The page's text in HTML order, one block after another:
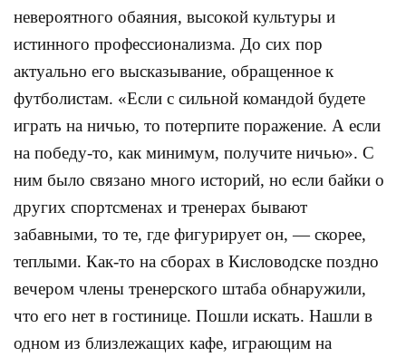
невероятного обаяния, высокой культуры и
истинного профессионализма. До сих пор
актуально его высказывание, обращенное к
футболистам. «Если с сильной командой будете
играть на ничью, то потерпите поражение. А если
на победу-то, как минимум, получите ничью». С
ним было связано много историй, но если байки о
других спортсменах и тренерах бывают
забавными, то те, где фигурирует он, — скорее,
теплыми. Как-то на сборах в Кисловодске поздно
вечером члены тренерского штаба обнаружили,
что его нет в гостинице. Пошли искать. Нашли в
одном из близлежащих кафе, играющим на